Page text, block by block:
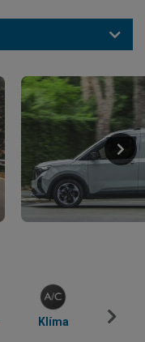
Klíma